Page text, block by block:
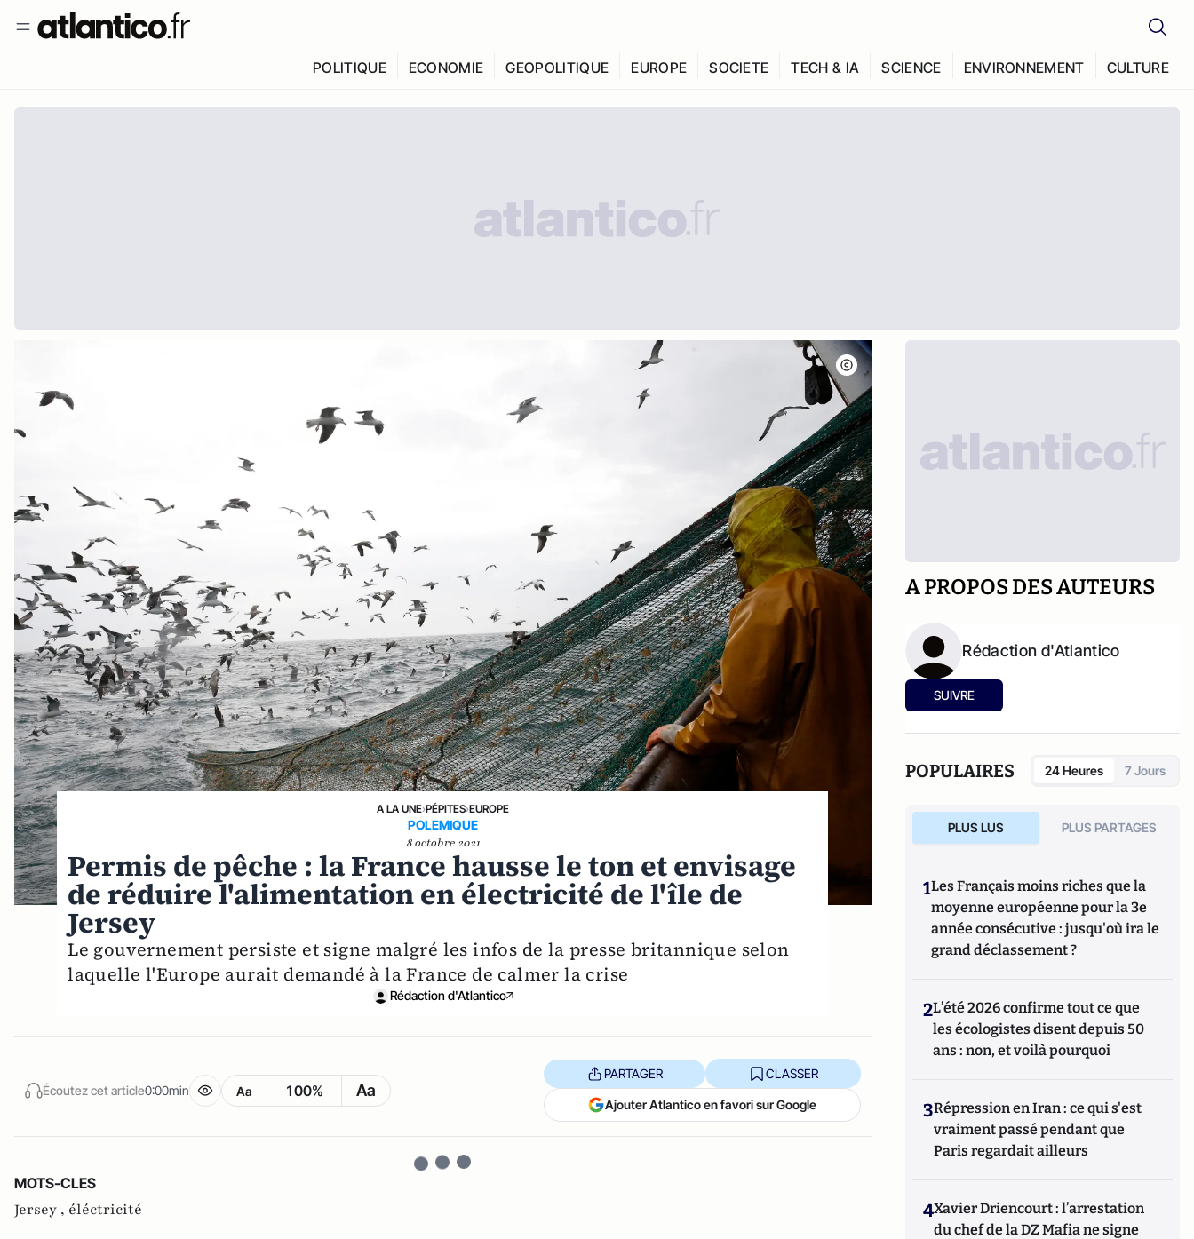
POLITIQUE ECONOMIE GEOPOLITIQUE EUROPE SOCIETE TECH & IA SCIENCE ENVIRONNEMENT CULTURE
A LA UNE›PÉPITES›EUROPE
POLEMIQUE
8 octobre 2021
Permis de pêche : la France hausse le ton et envisage
de réduire l'alimentation en électricité de l'île de
Jersey
Le gouvernement persiste et signe malgré les infos de la presse britannique selon
laquelle l'Europe aurait demandé à la France de calmer la crise
Rédaction d'Atlantico
Écoutez cet article0:00min Aa 100% Aa
PARTAGER CLASSER
Ajouter Atlantico en favori sur Google
MOTS-CLES
Jersey , éléctricité
A PROPOS DES AUTEURS
Rédaction d'Atlantico
SUIVRE
POPULAIRES 24 Heures 7 Jours
PLUS LUS PLUS PARTAGES
1Les Français moins riches que la
moyenne européenne pour la 3e
année consécutive : jusqu'où ira le
grand déclassement ?
2L’été 2026 confirme tout ce que
les écologistes disent depuis 50
ans : non, et voilà pourquoi
3Répression en Iran : ce qui s'est
vraiment passé pendant que
Paris regardait ailleurs
4Xavier Driencourt : l’arrestation
du chef de la DZ Mafia ne signe